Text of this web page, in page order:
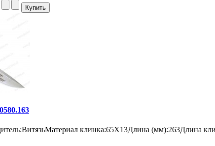
клинка:65Х13Длина (мм):263Длина